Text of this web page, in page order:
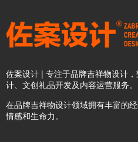
佐案设计 | 专注于品牌吉祥物设计
计、文创礼品开发及内容运营服务。
在品牌吉祥物设计领域拥有丰富的
情感和生命力。